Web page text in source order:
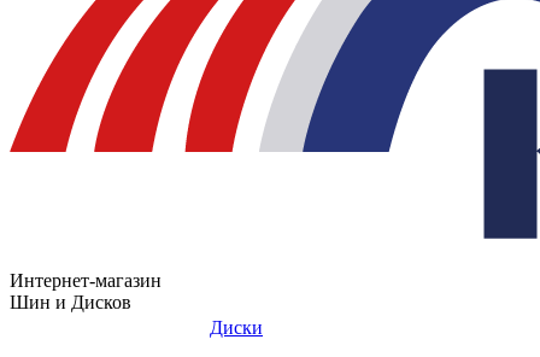
Интернет-магазин
Шин и Дисков
Диски